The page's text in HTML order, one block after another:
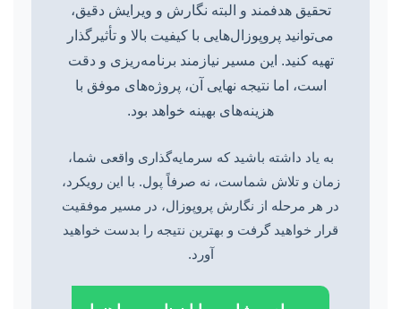
تحقیق هدفمند و البته نگارش و ویرایش دقیق،
می‌توانید پروپوزال‌هایی با کیفیت بالا و تأثیرگذار
تهیه کنید. این مسیر نیازمند برنامه‌ریزی و دقت
است، اما نتیجه نهایی آن، پروژه‌های موفق با
هزینه‌های بهینه خواهد بود.
به یاد داشته باشید که سرمایه‌گذاری واقعی شما،
زمان و تلاش شماست، نه صرفاً پول. با این رویکرد،
در هر مرحله از نگارش پروپوزال، در مسیر موفقیت
قرار خواهید گرفت و بهترین نتیجه را بدست خواهید
آورد.